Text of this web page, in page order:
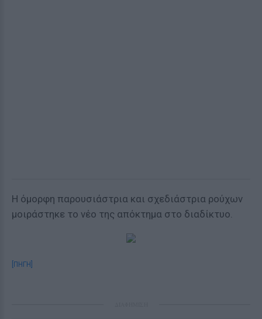
Η όμορφη παρουσιάστρια και σχεδιάστρια ρούχων
μοιράστηκε το νέο της απόκτημα στο διαδίκτυο.
[ΠΗΓΗ]